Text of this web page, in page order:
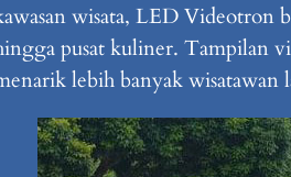
wisata, LED Videotron
pusat kuliner. Tampilan
lebih banyak wisatawan